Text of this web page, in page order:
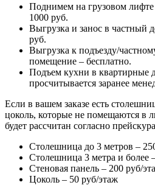
Поднимем на грузовом лифте
1000 руб.
Выгрузка и занос в частный
руб.
Выгрузка к подъезду/
помещение – бесплатно.
Подъем кухни в квартирные
просчитывается заранее
Если в вашем заказе есть
цоколь, которые не помещаются в
будет рассчитан согласно
Столешница до 3 метров –
Столешница 3 метра и более
Стеновая панель – 200 руб/
Цоколь – 50 руб/этаж